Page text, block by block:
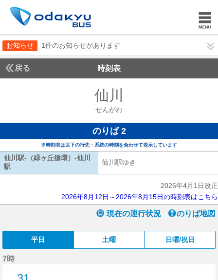
お知らせ 1件のお知らせがあります
戻る 時刻表
仙川
せんがわ
のりば 2
※時刻表は以下の行先・系統の時刻を合わせて表示しています
仙川駅-（緑ヶ丘循環）-仙川
駅 仙川駅-（緑ヶ丘循環）-仙川駅
仙川駅ゆき
2026年4月1日改正
2026年8月12日～2026年8月15日の時刻表はこちら
現在の運行状況 のりば地図
平日 土曜 日曜/祝日
7時